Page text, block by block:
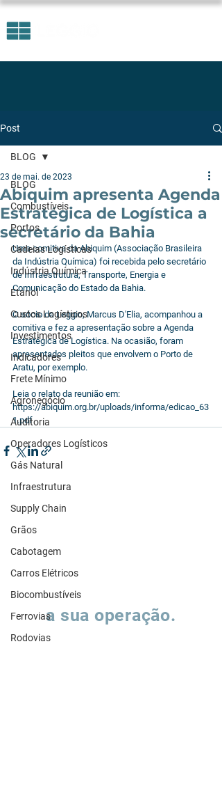
Post
BLOG
Combustíveis
Portos
Cadeias Logísticas
Indústria Química
Etanol
Custos Logísticos
Investimentos
Indicadores
Frete Mínimo
Agronegócio
Auditoria
Operadores Logísticos
Gás Natural
Infraestrutura
Supply Chain
Grãos
Cabotagem
Carros Elétricos
Biocombustíveis
Ferrovias
Rodovias
BLOG
Abiquim apresenta Agenda
Estratégica de Logística a
secretário da Bahia
23 de mai. de 2023
Uma comitiva da Abiquim (Associação Brasileira
da Indústria Química) foi recebida pelo secretário
de Infraestrutura, Transporte, Energia e
Comunicação do Estado da Bahia.
O sócio da Leggio, Marcus D'Elia, acompanhou a
comitiva e fez a apresentação sobre a Agenda
Estratégica de Logística. Na ocasião, foram
apresentados pleitos que envolvem o Porto de
Aratu, por exemplo.
Leia o relato da reunião em:
https://abiquim.org.br/uploads/informa/edicao_63
1.pdf
Vamos falar sobre
a sua operação.